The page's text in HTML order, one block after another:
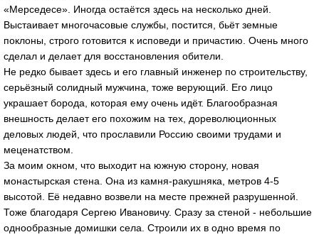
«Мерседесе». Иногда остаётся здесь на несколько дней.
Выстаивает многочасовые службы, постится, бьёт земные
поклоны, строго готовится к исповеди и причастию. Очень много
сделал и делает для восстановления обители.
Не редко бывает здесь и его главный инженер по строительству,
серьёзный солидный мужчина, тоже верующий. Его лицо
украшает борода, которая ему очень идёт. Благообразная
внешность делает его похожим на тех, дореволюционных
деловых людей, что прославили Россию своими трудами и
меценатством.
За моим окном, что выходит на южную сторону, новая
монастырская стена. Она из камня-ракушняка, метров 4-5
высотой. Её недавно возвели на месте прежней разрушенной.
Тоже благодаря Сергею Ивановичу. Сразу за стеной - небольшие
однообразные домишки села. Строили их в одно время по